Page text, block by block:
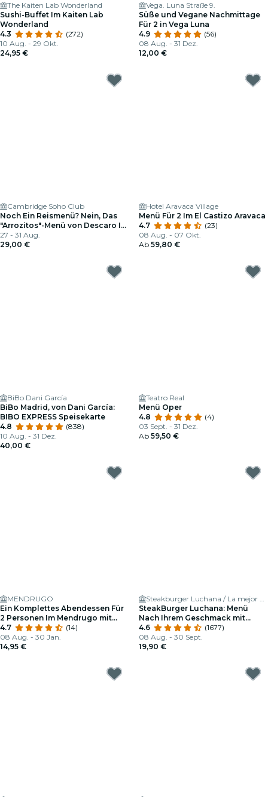
The Kaiten Lab Wonderland
Sushi-Buffet Im Kaiten Lab
Wonderland
4.3
(272)
10 Aug. - 29 Okt.
24,95 €
Vega. Luna Straße 9.
Süße und Vegane Nachmittage
Für 2 in Vega Luna
4.9
(56)
08 Aug. - 31 Dez.
12,00 €
Cambridge Soho Club
Noch Ein Reismenü? Nein, Das
"Arrozitos"-Menü von Descaro Ist
Besser.
27 - 31 Aug.
29,00 €
Hotel Aravaca Village
Menü Für 2 Im El Castizo Aravaca
4.7
(23)
08 Aug. - 07 Okt.
Ab 59,80 €
BiBo Dani García
BiBo Madrid, von Dani García:
BIBO EXPRESS Speisekarte
4.8
(838)
10 Aug. - 31 Dez.
40,00 €
Teatro Real
Menü Oper
4.8
(4)
03 Sept. - 31 Dez.
Ab 59,50 €
MENDRUGO
Ein Komplettes Abendessen Für
2 Personen Im Mendrugo mit
Craft Beer Inklusive.
4.7
(14)
08 Aug. - 30 Jan.
14,95 €
Steakburger Luchana / La mejor hamburguesa de Madrid
SteakBurger Luchana: Menü
Nach Ihrem Geschmack mit
Vorspeise
4.6
(1677)
08 Aug. - 30 Sept.
19,90 €